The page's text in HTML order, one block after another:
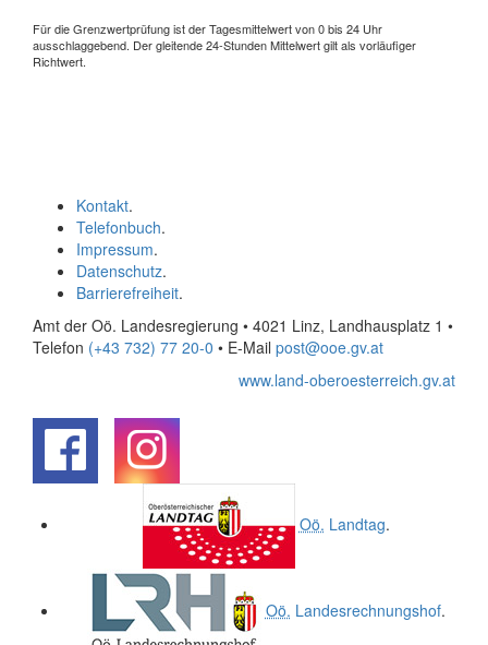
Für die Grenzwertprüfung ist der Tagesmittelwert von 0 bis 24 Uhr
ausschlaggebend. Der gleitende 24-Stunden Mittelwert gilt als vorläufiger
Richtwert.
Kontakt.
Telefonbuch.
Impressum.
Datenschutz.
Barrierefreiheit.
Amt der Oö. Landesregierung • 4021 Linz, Landhausplatz 1 •
Telefon (+43 732) 77 20-0 • E-Mail post@ooe.gv.at
www.land-oberoesterreich.gv.at
Oö. Landtag.
Oö. Landesrechnungshof.